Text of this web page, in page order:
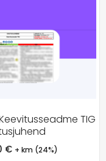
TIG
€ + km (24%)